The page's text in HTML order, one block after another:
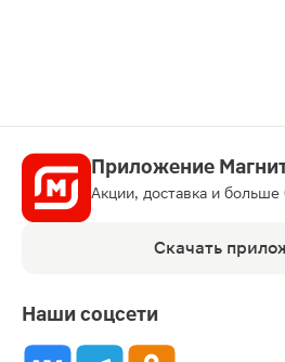
Приложение
Акции, доставка и больше
Скачать
Наши соцсети